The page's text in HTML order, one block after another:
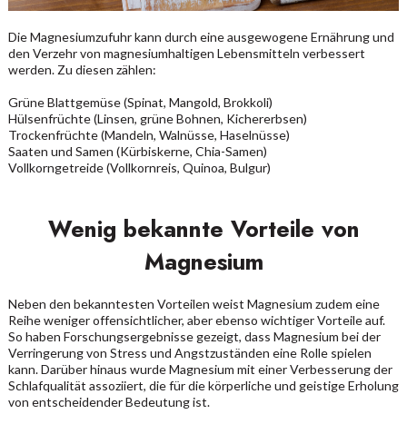
Die Magnesiumzufuhr kann durch eine ausgewogene Ernährung und
den Verzehr von magnesiumhaltigen Lebensmitteln verbessert
werden. Zu diesen zählen:
Grüne Blattgemüse (Spinat, Mangold, Brokkoli)
Hülsenfrüchte (Linsen, grüne Bohnen, Kichererbsen)
Trockenfrüchte (Mandeln, Walnüsse, Haselnüsse)
Saaten und Samen (Kürbiskerne, Chia-Samen)
Vollkorngetreide (Vollkornreis, Quinoa, Bulgur)
Wenig bekannte Vorteile von
Magnesium
Neben den bekanntesten Vorteilen weist Magnesium zudem eine
Reihe weniger offensichtlicher, aber ebenso wichtiger Vorteile auf.
So haben Forschungsergebnisse gezeigt, dass Magnesium bei der
Verringerung von Stress und Angstzuständen eine Rolle spielen
kann. Darüber hinaus wurde Magnesium mit einer Verbesserung der
Schlafqualität assoziiert, die für die körperliche und geistige Erholung
von entscheidender Bedeutung ist.